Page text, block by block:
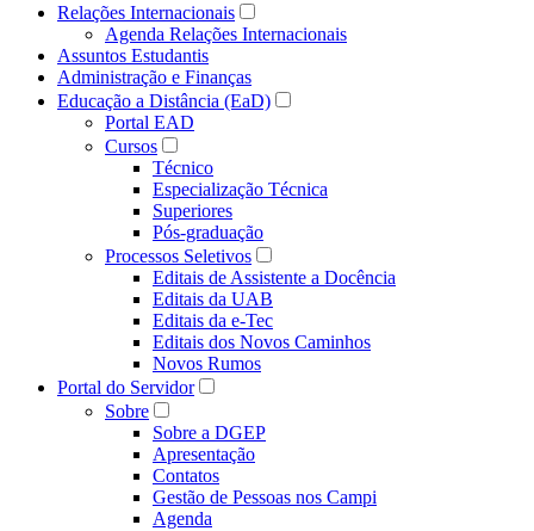
Relações Internacionais
Agenda Relações Internacionais
Assuntos Estudantis
Administração e Finanças
Educação a Distância (EaD)
Portal EAD
Cursos
Técnico
Especialização Técnica
Superiores
Pós-graduação
Processos Seletivos
Editais de Assistente a Docência
Editais da UAB
Editais da e-Tec
Editais dos Novos Caminhos
Novos Rumos
Portal do Servidor
Sobre
Sobre a DGEP
Apresentação
Contatos
Gestão de Pessoas nos Campi
Agenda